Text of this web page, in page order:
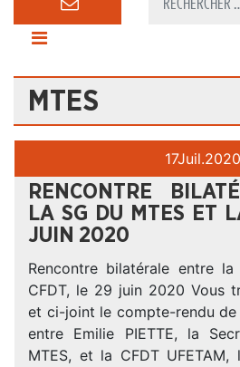
MTES
17Juil.2020
RENCONTRE
LA SG DU MTES ET
JUIN 2020
Rencontre bilatérale entre
CFDT, le 29 juin 2020 Vous
et ci-joint le compte-rendu
entre Emilie PIETTE, la
MTES, et la CFDT